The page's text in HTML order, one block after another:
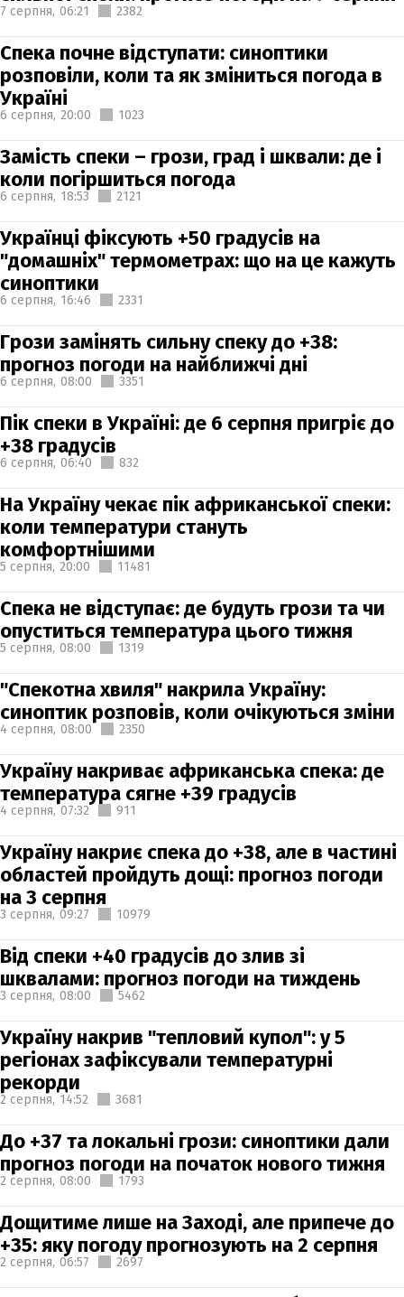
7 серпня, 06:21 2382
Спека почне відступати: синоптики
розповіли, коли та як зміниться погода в
Україні
6 серпня, 20:00 1023
Замість спеки – грози, град і шквали: де і
коли погіршиться погода
6 серпня, 18:53 2121
Українці фіксують +50 градусів на
"домашніх" термометрах: що на це кажуть
синоптики
6 серпня, 16:46 2331
Грози замінять сильну спеку до +38:
прогноз погоди на найближчі дні
6 серпня, 08:00 3351
Пік спеки в Україні: де 6 серпня пригріє до
+38 градусів
6 серпня, 06:40 832
На Україну чекає пік африканської спеки:
коли температури стануть
комфортнішими
5 серпня, 20:00 11481
Спека не відступає: де будуть грози та чи
опуститься температура цього тижня
5 серпня, 08:00 1319
"Спекотна хвиля" накрила Україну:
синоптик розповів, коли очікуються зміни
4 серпня, 08:00 2350
Україну накриває африканська спека: де
температура сягне +39 градусів
4 серпня, 07:32 911
Україну накриє спека до +38, але в частині
областей пройдуть дощі: прогноз погоди
на 3 серпня
3 серпня, 09:27 10979
Від спеки +40 градусів до злив зі
шквалами: прогноз погоди на тиждень
3 серпня, 08:00 5462
Україну накрив "тепловий купол": у 5
регіонах зафіксували температурні
рекорди
2 серпня, 14:52 3681
До +37 та локальні грози: синоптики дали
прогноз погоди на початок нового тижня
2 серпня, 08:00 1793
Дощитиме лише на Заході, але припече до
+35: яку погоду прогнозують на 2 серпня
2 серпня, 06:57 2697